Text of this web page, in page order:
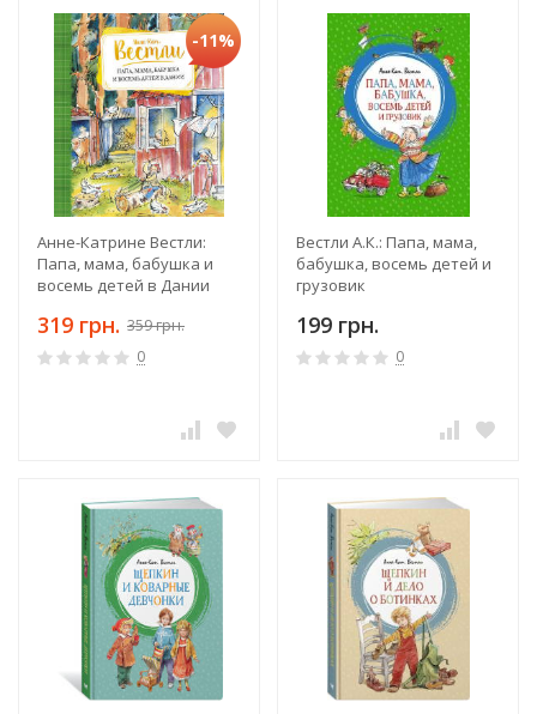
-11%
Анне-Катрине Вестли:
Папа, мама, бабушка и
восемь детей в Дании
319 грн. 359 грн.
0
Вестли А.К.: Папа, мама,
бабушка, восемь детей и
грузовик
199 грн.
0